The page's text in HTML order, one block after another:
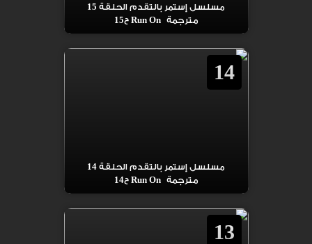
مسلسل إستمر بالتقدم الحلقة 15
مترجمة Run On ح15
14
مسلسل إستمر بالتقدم الحلقة 14
مترجمة Run On ح14
13